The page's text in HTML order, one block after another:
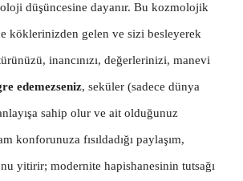
düşüncesine dayanır. Bu kozmolojik
köklerinizden gelen ve sizi besleyerek
inancınızı, değerlerinizi, manevi
edemezseniz, seküler (sadece dünya
sahip olur ve ait olduğunuz
konforunuza fısıldadığı paylaşım,
yitirir; modernite hapishanesinin tutsağı